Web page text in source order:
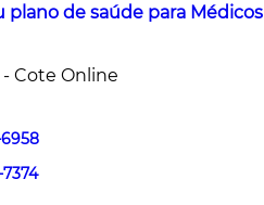
de saúde para Médicos
- Cote Online